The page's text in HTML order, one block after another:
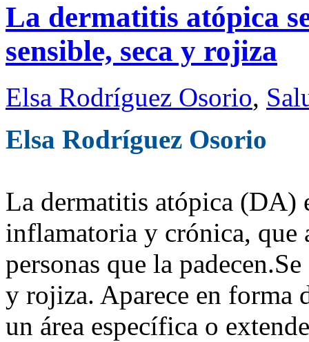
La dermatitis atópica
sensible, seca y rojiza
Elsa Rodríguez Osorio,
Elsa Rodríguez Osorio
La dermatitis atópica (DA)
inflamatoria y crónica, que
personas que la
y rojiza. Aparece en forma
un área específica o